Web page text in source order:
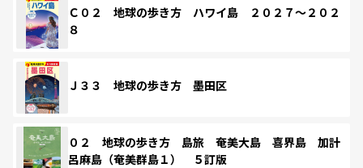
Ｃ０２ 地球の歩き方 ハワイ島 ２０２７～２０２
８
Ｊ３３ 地球の歩き方 墨田区
０２ 地球の歩き方 島旅 奄美大島 喜界島 加計
呂麻島（奄美群島１） ５訂版